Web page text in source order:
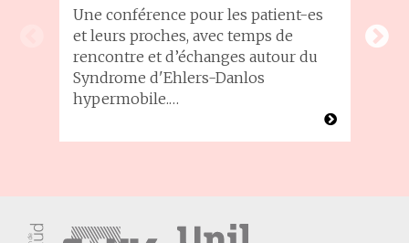
Une conférence pour les patient-es
et leurs proches, avec temps de
rencontre et d’échanges autour du
Syndrome d'Ehlers-Danlos
hypermobile.…